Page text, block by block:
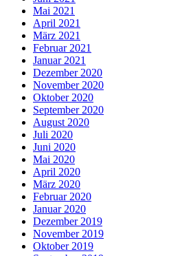
Mai 2021
April 2021
März 2021
Februar 2021
Januar 2021
Dezember 2020
November 2020
Oktober 2020
September 2020
August 2020
Juli 2020
Juni 2020
Mai 2020
April 2020
März 2020
Februar 2020
Januar 2020
Dezember 2019
November 2019
Oktober 2019